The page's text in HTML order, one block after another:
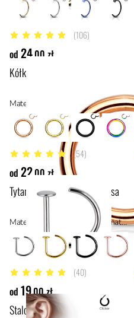
5 z 5 gwiazdek (106)
od 24,00 zł
Kółko typu clicker w kolorze
Materiał: stal z powłoką PVD, stal
4.9 z 5 gwiazdek (54)
od 22,00 zł
Tytanowe kółko D-ring do nosa
Materiał: tytan ASTM F136, materiały hipoalergiczne
5 z 5 gwiazdek (40)
od 19,00 zł
Stalowy clicker do ucha